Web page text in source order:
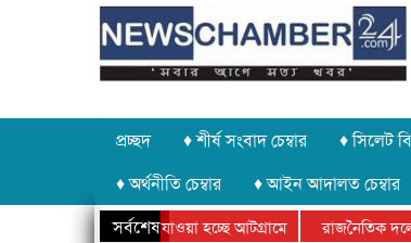
প্রচ্ছদ ♦ শীর্ষ সংবাদ চেম্বার ♦ সিলেট
♦ অর্থনীতি চেম্বার
♦ আইন আদালত চেম্বার
সর্বশেষ
পাথর চুরি করে নিয়ে যাওয়া হচ্ছে আটগ্রামে রাজনৈতিক